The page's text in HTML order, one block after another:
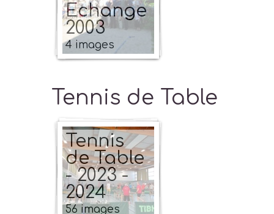
Echange
2003
4 images
Tennis de Table
Tennis
de Table
- 2023 -
2024
56 images